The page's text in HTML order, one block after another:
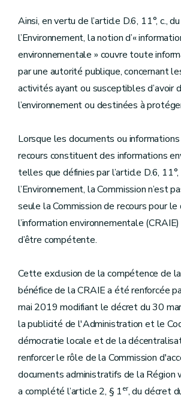
Ainsi, en vertu de l’article D.6, 11°, c.,
l’Environnement, la notion d’«
environnementale » couvre toute
par une autorité publique, concernant
activités ayant ou susceptibles d’avoir
l’environnement ou destinées à
Lorsque les documents ou informations
recours constituent des informations
telles que définies par l’article D.6,
l’Environnement, la Commission n’est
seule la Commission de recours pour le
l’information environnementale
d’être compétente.
Cette exclusion de la compétence de
bénéfice de la CRAIE a été renforcée
mai 2019 modifiant le décret du 30
la publicité de l'Administration et le
démocratie locale et de la
renforcer le rôle de la Commission
documents administratifs de la Région
a complété l’article 2, § 1er, du décret